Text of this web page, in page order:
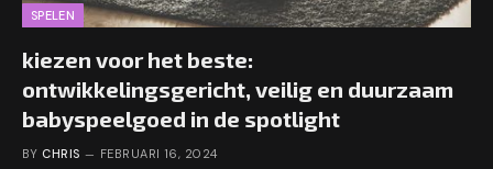
SPELEN
kiezen voor het beste:
ontwikkelingsgericht, veilig en duurzaam
babyspeelgoed in de spotlight
BY CHRIS FEBRUARI 16, 2024